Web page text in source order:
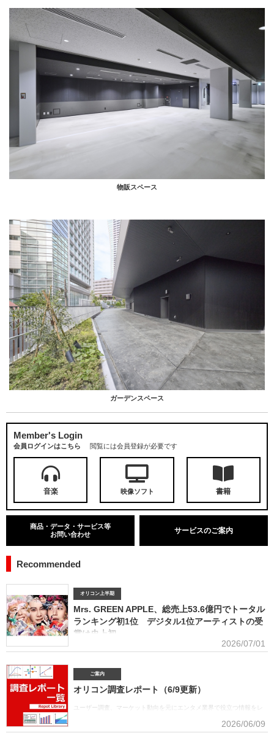
物販スペース
ガーデンスペース
Member's Login
会員ログインはこちら 閲覧には会員登録が必要です
音楽 映像ソフト 書籍
商品・データ・サービス等
お問い合わせ
サービスのご案内
Recommended
オリコン上半期
Mrs. GREEN APPLE、総売上53.6億円でトータル
ランキング初1位 デジタル1位アーティストの受
賞は史上初
■アーティスト別セールス部門トータルランキング オリコンは7月1
ーティスト別セールス部門「トータルランキング」を発表。Mrs. GREEN APPLEが期間内総売
上53.6億円で、自身初の1位に輝いた。Mrs. GREEN APPLEはアーティスト別セールス部門
「デジタルランキング」では3年連続で上半期1位を獲得。安価なデジタルで1位を獲得したアー
ティストがトータルセールス1位を受賞するのは、オリコン史上初となった。GREEN
APPLE（左から）藤澤涼架（Key）、大森元貴（Vo／Gt）、若井滉斗（Gt） アーティスト別
セールス部門「トータルランキング」は、音楽ソフト【シングル、アルバム、ミュージック
2026/07/01
ご案内
オリコン調査レポート（6/9更新）
ユーザー調査、マーケット動向を元にエンタメ業界で役立つ情報をレ
調査 2026 価格戦略の策定、商品企画、値上げ検討時の判断材料とし
2026/06/09